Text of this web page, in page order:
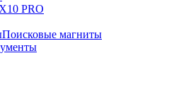
PRO
Поисковые магниты